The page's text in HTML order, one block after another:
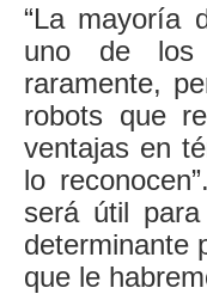
“La mayoría
uno de los
raramente,
robots que
ventajas en
lo
será útil
determinante
que le